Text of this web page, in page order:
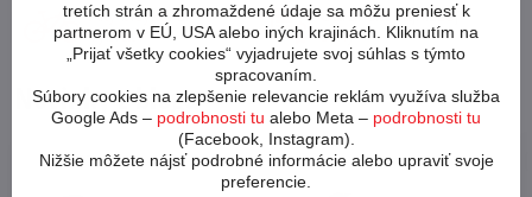
Novinky z blogu
64587
Aký bicykel si
vybrať?
Garancia najnižšej
ceny
tretích strán a zhromaždené údaje sa môžu preniesť k
partnerom v EÚ, USA alebo iných krajinách. Kliknutím na
„Prijať všetky cookies“ vyjadrujete svoj súhlas s týmto
spracovaním.
Súbory cookies na zlepšenie relevancie reklám využíva služba
Google Ads – podrobnosti tu alebo Meta – podrobnosti tu
(Facebook, Instagram).
Nižšie môžete nájsť podrobné informácie alebo upraviť svoje
preferencie.